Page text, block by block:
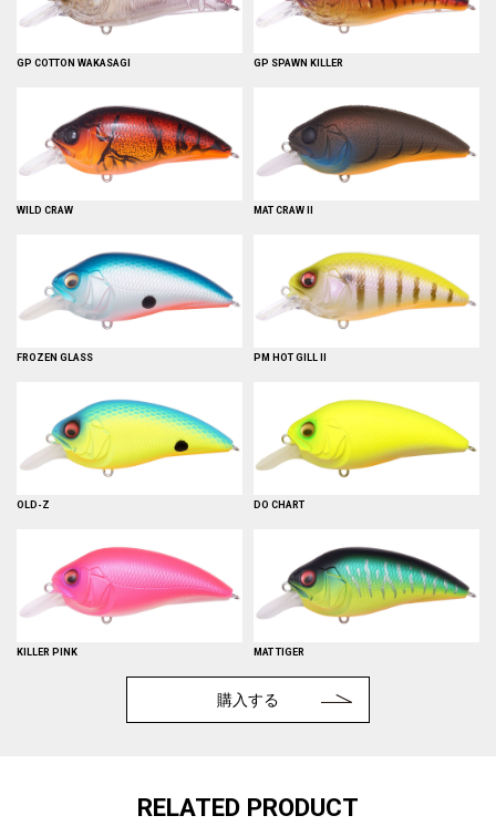
GP COTTON WAKASAGI GP SPAWN KILLER
WILD CRAW MAT CRAW II
FROZEN GLASS PM HOT GILL II
OLD-Z DO CHART
KILLER PINK MAT TIGER
購入する
RELATED PRODUCT